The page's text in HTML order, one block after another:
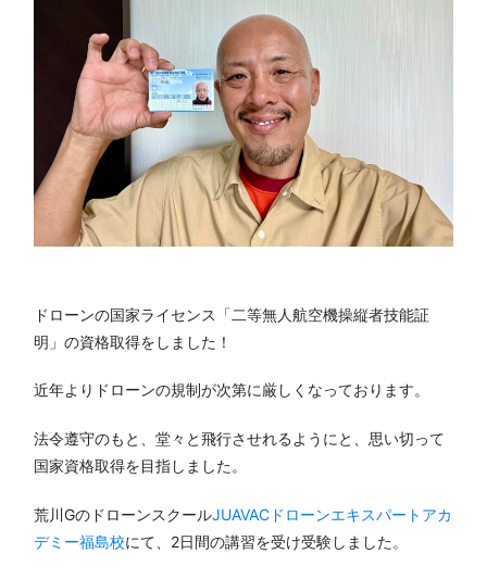
ドローンの国家ライセンス「二等無人航空機操縦者技能証
明」の資格取得をしました！
近年よりドローンの規制が次第に厳しくなっております。
法令遵守のもと、堂々と飛行させれるようにと、思い切って
国家資格取得を目指しました。
荒川GのドローンスクールJUAVACドローンエキスパートアカ
デミー福島校にて、2日間の講習を受け受験しました。